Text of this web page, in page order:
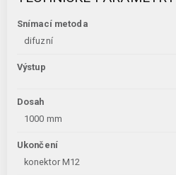
Snímací metoda
difuzní
Výstup
Dosah
1000 mm
Ukončení
konektor M12